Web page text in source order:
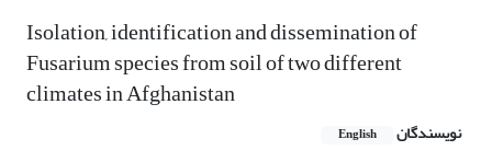
Isolation, identification and dissemination of
Fusarium species from soil of two different
climates in Afghanistan
نویسندگان English